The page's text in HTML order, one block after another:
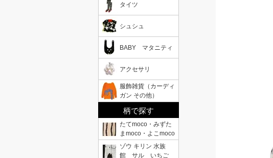
タイツ
シュシュ
BABY マタニティ
アクセサリ
服飾雑貨（カーディ
ガン その他）
柄で探す
たてmoco・みずた
まmoco・よこmoco
ゾウ キリン 水族
館 サル いちご